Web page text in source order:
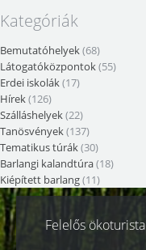
Kategóriák
Bemutatóhelyek(68)
Látogatóközpontok(55)
Erdei iskolák(17)
Hírek(126)
Szálláshelyek(22)
Tanösvények(137)
Tematikus túrák(30)
Barlangi kalandtúra(18)
Kiépített barlang(11)
Kapcsolódó
oldalakFelelős ökoturista